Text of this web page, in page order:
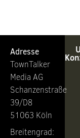
Adresse
TownTalker
Media AG
Schanzenstraße
39/D8
51063 Köln
Breitengrad: